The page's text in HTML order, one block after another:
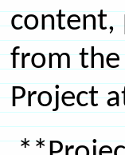
content,
from the
Project